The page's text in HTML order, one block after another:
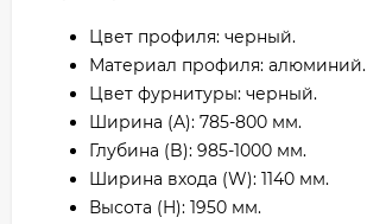
Цвет профиля: черный.
Материал профиля: алюминий.
Цвет фурнитуры: черный.
Ширина (A): 785-800 мм.
Глубина (B): 985-1000 мм.
Ширина входа (W): 1140 мм.
Высота (H): 1950 мм.